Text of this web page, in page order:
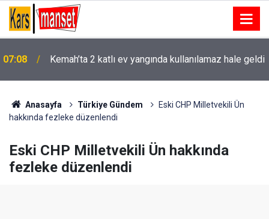
07:08 Kemah’ta 2 katlı ev yangında kullanılamaz hale geldi
06:57 Erzincan’da samanlık alevlere teslim oldu
Anasayfa Türkiye Gündem
Eski CHP Milletvekili Ün
hakkında fezleke düzenlendi
Eski CHP Milletvekili Ün hakkında
fezleke düzenlendi